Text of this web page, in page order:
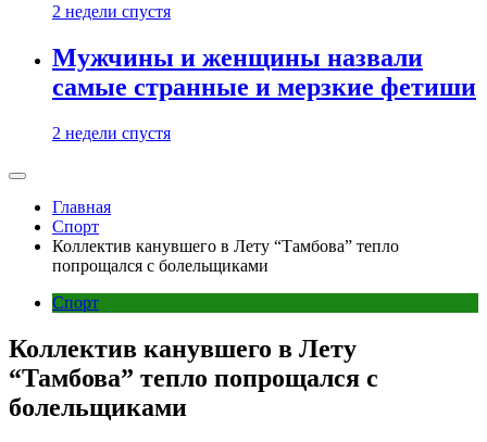
2 недели спустя
Мужчины и женщины назвали
самые странные и мерзкие фетиши
2 недели спустя
Главная
Спорт
Коллектив канувшего в Лету “Тамбова” тепло
попрощался с болельщиками
Спорт
Коллектив канувшего в Лету
“Тамбова” тепло попрощался с
болельщиками